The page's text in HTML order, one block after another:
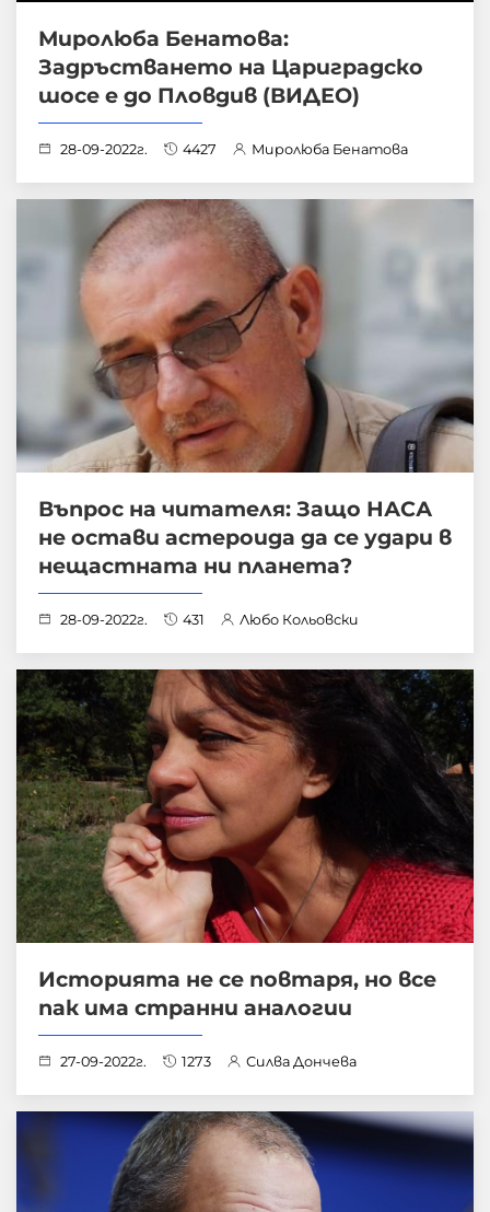
Миролюба Бенатова:
Задръстването на Цариградско
шосе е до Пловдив (ВИДЕО)
28-09-2022г. 4427 Миролюба Бенатова
Въпрос на читателя: Защо НАСА
не остави астероида да се удари в
нещастната ни планета?
28-09-2022г. 431 Любо Кольовски
Историята не се повтаря, но все
пак има странни аналогии
27-09-2022г. 1273 Силва Дончева